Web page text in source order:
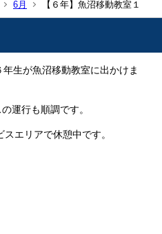
6月 【６年】魚沼移動教室１
生が魚沼移動教室に出かけま
運行も順調です。
エリアで休憩中です。